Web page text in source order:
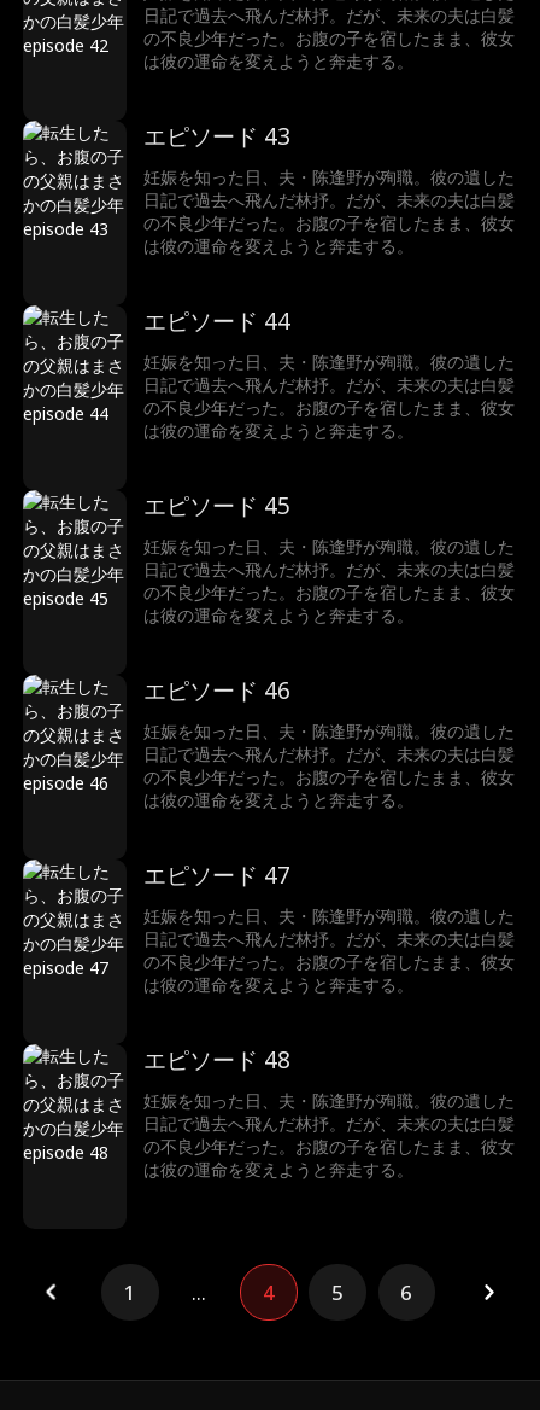
日記で過去へ飛んだ林抒。だが、未来の夫は白髪
の不良少年だった。お腹の子を宿したまま、彼女
は彼の運命を変えようと奔走する。
エピソード 43
妊娠を知った日、夫・陈逢野が殉職。彼の遺した
日記で過去へ飛んだ林抒。だが、未来の夫は白髪
の不良少年だった。お腹の子を宿したまま、彼女
は彼の運命を変えようと奔走する。
エピソード 44
妊娠を知った日、夫・陈逢野が殉職。彼の遺した
日記で過去へ飛んだ林抒。だが、未来の夫は白髪
の不良少年だった。お腹の子を宿したまま、彼女
は彼の運命を変えようと奔走する。
エピソード 45
妊娠を知った日、夫・陈逢野が殉職。彼の遺した
日記で過去へ飛んだ林抒。だが、未来の夫は白髪
の不良少年だった。お腹の子を宿したまま、彼女
は彼の運命を変えようと奔走する。
エピソード 46
妊娠を知った日、夫・陈逢野が殉職。彼の遺した
日記で過去へ飛んだ林抒。だが、未来の夫は白髪
の不良少年だった。お腹の子を宿したまま、彼女
は彼の運命を変えようと奔走する。
エピソード 47
妊娠を知った日、夫・陈逢野が殉職。彼の遺した
日記で過去へ飛んだ林抒。だが、未来の夫は白髪
の不良少年だった。お腹の子を宿したまま、彼女
は彼の運命を変えようと奔走する。
エピソード 48
妊娠を知った日、夫・陈逢野が殉職。彼の遺した
日記で過去へ飛んだ林抒。だが、未来の夫は白髪
の不良少年だった。お腹の子を宿したまま、彼女
は彼の運命を変えようと奔走する。
1 ... 4 5 6